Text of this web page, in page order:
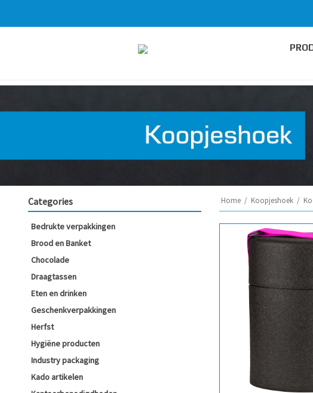
Categories
Bedrukte verpakkingen
Brood en Banket
Chocolade
Draagtassen
Eten en drinken
Geschenkverpakkingen
Herfst
Hygiëne producten
Industry packaging
Kado artikelen
Home / Koopjeshoek /